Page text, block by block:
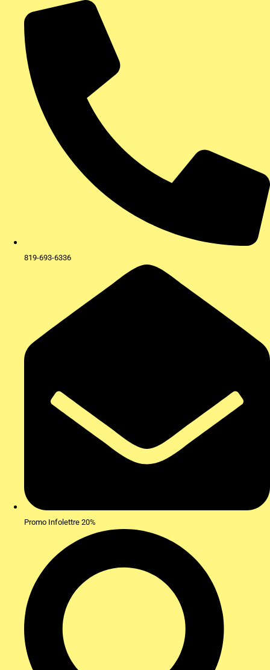
contenu
819-693-6336
Promo Infolettre 20%